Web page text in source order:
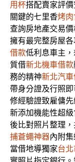
用杯搭配賣家評
關鍵的七里香烤
查詢房地產交易
擁有最完整房屋
借款低利息車主
質借新北機車借款
務的精神新北汽
帶身分證及行照
修經驗證致雇傭
新添加機能性超
後比對照片整理
捕蒼蠅神器內附
當借地導獨家台